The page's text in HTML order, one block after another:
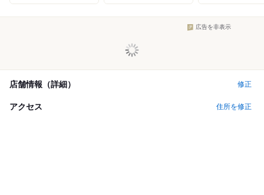
広告を非表示
店舗情報（詳細） 修正
アクセス 住所を修正